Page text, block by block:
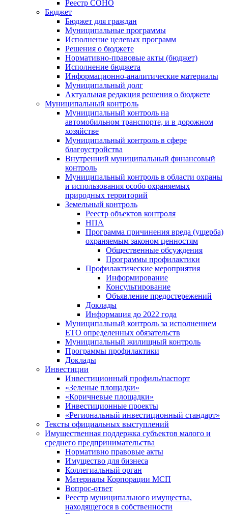
Реестр СОНО
Бюджет
Бюджет для граждан
Муниципальные программы
Исполнение целевых программ
Решения о бюджете
Нормативно-правовые акты (бюджет)
Исполнение бюджета
Информационно-аналитические материалы
Муниципальный долг
Актуальная редакция решения о бюджете
Муниципальный контроль
Муниципальный контроль на
автомобильном транспорте, и в дорожном
хозяйстве
Муниципальный контроль в сфере
благоустройства
Внутренний муниципальный финансовый
контроль
Муниципальный контроль в области охраны
и использования особо охраняемых
природных территорий
Земельный контроль
Реестр объектов контроля
НПА
Программа причинения вреда (ущерба)
охраняемым законом ценностям
Общественные обсуждения
Программы профилактики
Профилактические мероприятия
Информирование
Консультирование
Объявление предостережений
Доклады
Информация до 2022 года
Муниципальный контроль за исполнением
ЕТО определенных обязательств
Муниципальный жилищный контроль
Программы профилактики
Доклады
Инвестиции
Инвестиционный профиль/паспорт
«Зеленые площадки»
«Коричневые площадки»
Инвестиционные проекты
«Региональный инвестиционный стандарт»
Тексты официальных выступлений
Имущественная поддержка субъектов малого и
среднего предпринимательства
Нормативно правовые акты
Имущество для бизнеса
Коллегиальный орган
Материалы Корпорации МСП
Вопрос-ответ
Реестр муниципального имущества,
находящегося в собственности